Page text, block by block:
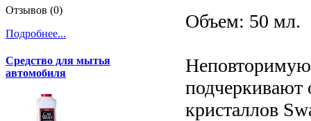
Объем: 50 мл.
Неповторимую
подчеркивают
кристаллов
Отзывов (0)
Подробнее...
Средство для мытья
автомобиля